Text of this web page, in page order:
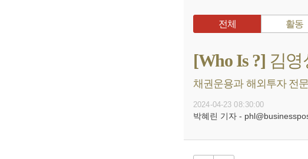
전체 활동
[Who Is ?] 김
채권운용과 해외투자 전
2024-04-23 08:30:00
박혜린 기자 -